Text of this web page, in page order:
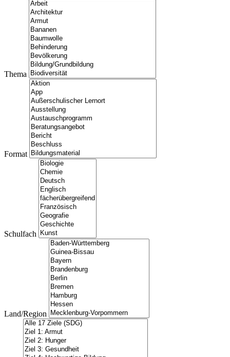
Thema
Format
Schulfach
Land/Region